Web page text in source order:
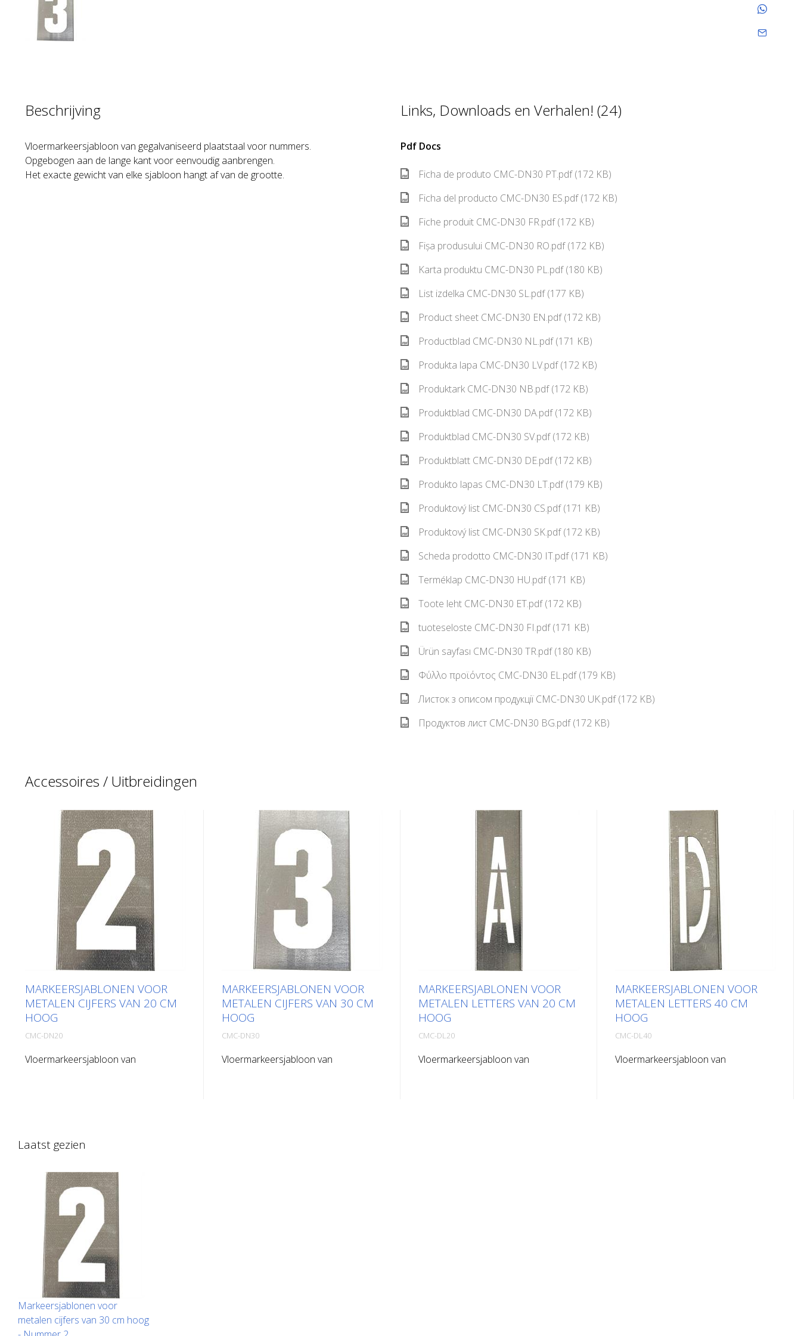
Beschrijving
Vloermarkeersjabloon van gegalvaniseerd plaatstaal voor nummers.
Opgebogen aan de lange kant voor eenvoudig aanbrengen.
Het exacte gewicht van elke sjabloon hangt af van de grootte.
Links, Downloads en Verhalen! (24)
Pdf Docs
Ficha de produto CMC-DN30 PT.pdf (172 KB)
Ficha del producto CMC-DN30 ES.pdf (172 KB)
Fiche produit CMC-DN30 FR.pdf (172 KB)
Fișa produsului CMC-DN30 RO.pdf (172 KB)
Karta produktu CMC-DN30 PL.pdf (180 KB)
List izdelka CMC-DN30 SL.pdf (177 KB)
Product sheet CMC-DN30 EN.pdf (172 KB)
Productblad CMC-DN30 NL.pdf (171 KB)
Produkta lapa CMC-DN30 LV.pdf (172 KB)
Produktark CMC-DN30 NB.pdf (172 KB)
Produktblad CMC-DN30 DA.pdf (172 KB)
Produktblad CMC-DN30 SV.pdf (172 KB)
Produktblatt CMC-DN30 DE.pdf (172 KB)
Produkto lapas CMC-DN30 LT.pdf (179 KB)
Produktový list CMC-DN30 CS.pdf (171 KB)
Produktový list CMC-DN30 SK.pdf (172 KB)
Scheda prodotto CMC-DN30 IT.pdf (171 KB)
Terméklap CMC-DN30 HU.pdf (171 KB)
Toote leht CMC-DN30 ET.pdf (172 KB)
tuoteseloste CMC-DN30 FI.pdf (171 KB)
Ürün sayfası CMC-DN30 TR.pdf (180 KB)
Φύλλο προϊόντος CMC-DN30 EL.pdf (179 KB)
Листок з описом продукції CMC-DN30 UK.pdf (172 KB)
Продуктов лист CMC-DN30 BG.pdf (172 KB)
Accessoires / Uitbreidingen
MARKEERSJABLONEN VOOR
METALEN CIJFERS VAN 20 CM
HOOG
CMC-DN20
Vloermarkeersjabloon van
MARKEERSJABLONEN VOOR
METALEN CIJFERS VAN 30 CM
HOOG
CMC-DN30
Vloermarkeersjabloon van
MARKEERSJABLONEN VOOR
METALEN LETTERS VAN 20 CM
HOOG
CMC-DL20
Vloermarkeersjabloon van
MARKEERSJABLONEN VOOR
METALEN LETTERS 40 CM
HOOG
CMC-DL40
Vloermarkeersjabloon van
Laatst gezien
Markeersjablonen voor
metalen cijfers van 30 cm hoog